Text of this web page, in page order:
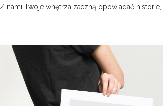
Z nami Twoje wnętrza zaczną opowiadać